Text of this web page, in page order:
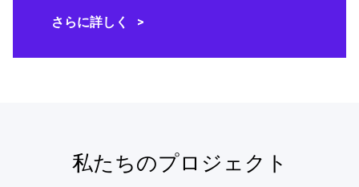
さらに詳しく
私たちのプロジェクト